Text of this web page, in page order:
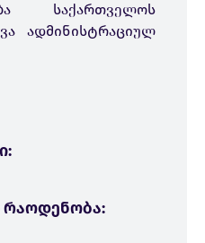
საქართველოს
ადმინისტრაციულ